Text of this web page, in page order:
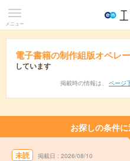
メニュー
電子書籍の制作組版オペレ
しています
掲載時の情報は、 ページ
お探しの条件
未読 掲載日 2026/08/10